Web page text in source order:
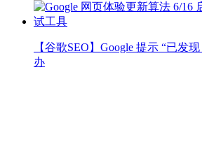
【谷歌SEO】Google 提示 “已发
办